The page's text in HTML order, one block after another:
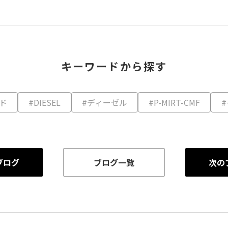
キーワードから探す
#DIESEL #ディーゼル #P-MIRT-CMF
ログ ブログ一覧 次の